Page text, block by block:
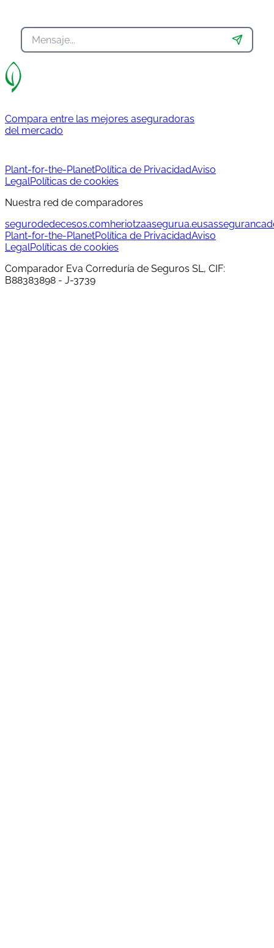
Compara entre las mejores aseguradoras
del mercado
Plant-for-the-PlanetPolítica de PrivacidadAviso
LegalPolíticas de cookies
Nuestra red de comparadores
segurodedecesos.comheriotzaasegurua.eus
Plant-for-the-PlanetPolítica de PrivacidadAviso
LegalPolíticas de cookies
Comparador Eva Correduría de Seguros SL, CIF:
B88383898 - J-3739